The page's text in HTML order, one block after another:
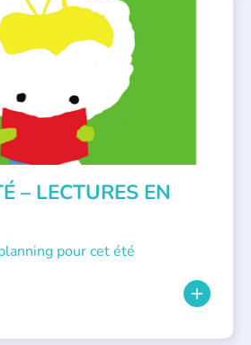
, LECTURE INDIVIDUALISÉE
– LECTURES EN
pour cet été